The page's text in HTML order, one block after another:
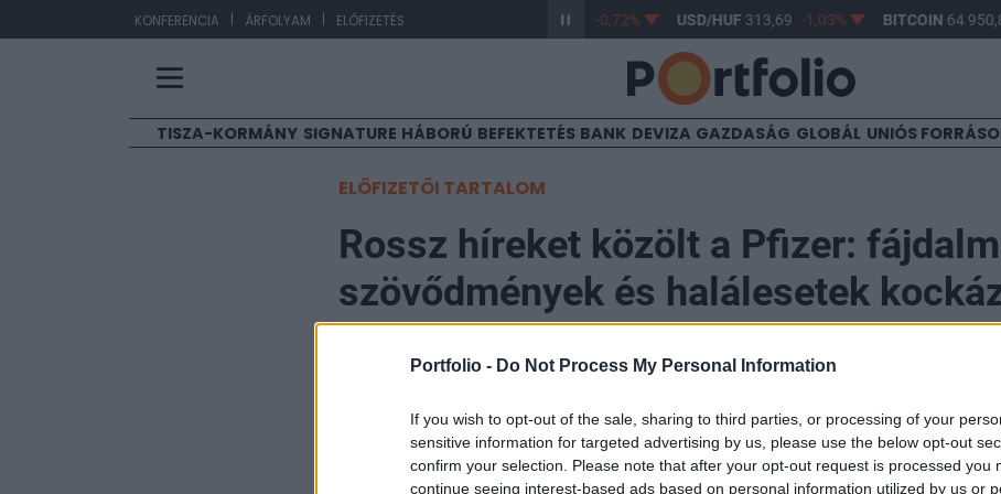
Portfolio - Do Not Process My Personal Information
If you wish to opt-out of the sale, sharing to third parties, or processing of your
sensitive information for targeted advertising by us, please use the below opt-out
confirm your selection. Please note that after your opt-out request is processed you
continue seeing interest-based ads based on personal information utilized by us or
KONFERENCIA | ÁRFOLYAM | ELŐFIZETÉS 362,78 -0,72% USD/HUF313,69 -1,03% BITCOIN 64
TISZA-KORMÁNY SIGNATURE HÁBORÚ BEFEKTETÉS BANK DEVIZA GAZDASÁG GLOBÁL UNIÓS
ELŐFIZETŐI TARTALOM
Rossz híreket közölt a Pfizer:
szövődmények és halálesetek
miatt kellett lépni
2024. szeptember 26. 21:55
A Pfizer amerikai gyógyszergyártó bejelentette, hogy visszavonja az